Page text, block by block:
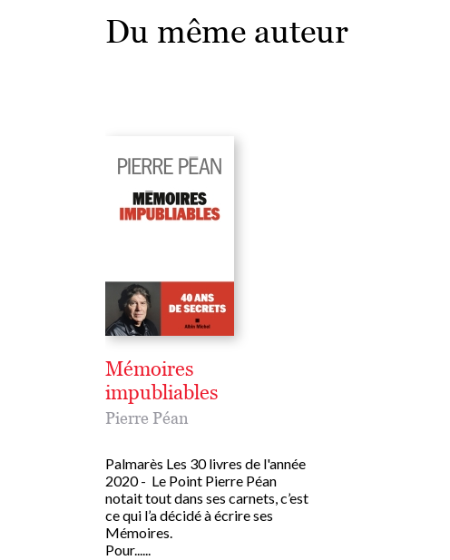
Du même auteur
Mémoires
impubliables
Pierre Péan
Palmarès Les 30 livres de l'année
2020 - Le Point Pierre Péan
notait tout dans ses carnets, c’est
ce qui l’a décidé à écrire ses
Mémoires.
Pour......